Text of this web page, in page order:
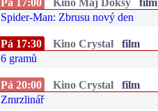
Pá 17:00 Kino Máj Doksy
film
Spider-Man: Zbrusu nový den
Pá 17:30 Kino Crystal
film
6 gramů
Pá 20:00 Kino Crystal
film
Zmrzlinář